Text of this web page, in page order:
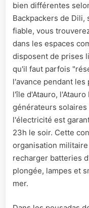
bien différentes
Backpackers de
fiable, vous
dans les espaces
disposent de prises
qu'il faut parfois
l'avance pendant
l'île d'Atauro,
générateurs
l'électricité est
23h le soir. Cette
organisation
recharger batteries
plongée, lampes et
mer.